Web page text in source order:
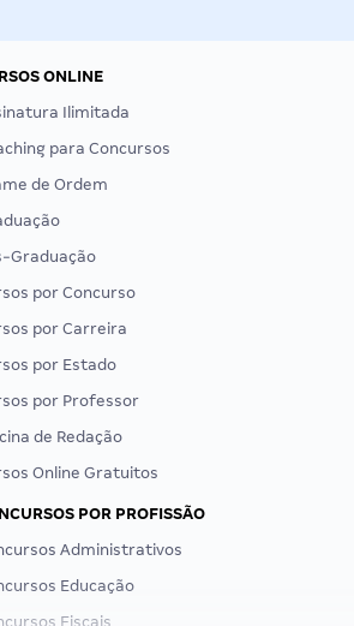
ONLINE
Ilimitada
para Concursos
de Ordem
Graduação
por Concurso
por Carreira
por Estado
por Professor
de Redação
Online Gratuitos
POR PROFISSÃO
Administrativos
Educação
Fiscais